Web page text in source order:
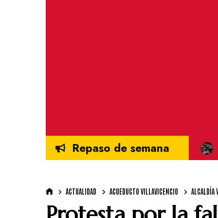
Repaso de semana
ACTUALIDAD ACUEDUCTO VILLAVICENCIO ALCALDÍA